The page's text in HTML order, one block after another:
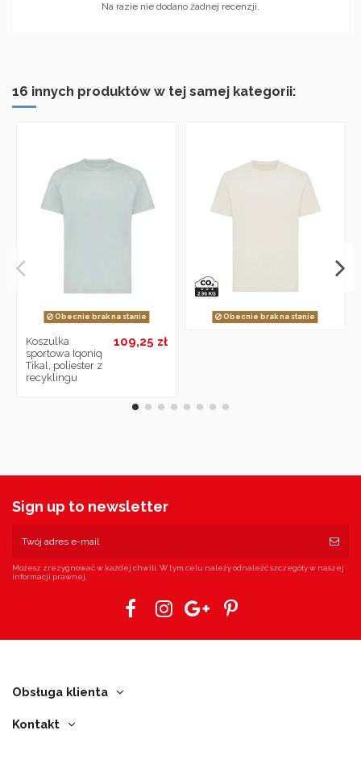
Na razie nie dodano żadnej recenzji.
16 innych produktów w tej samej kategorii:
Obecnie brak na stanie
Koszulka
sportowa Iqoniq
Tikal, poliester z
recyklingu
109,25 zł
Obecnie brak na stanie
Sign up to newsletter
Możesz zrezygnować w każdej chwili. W tym celu należy odnaleźć szczegóły w naszej
informacji prawnej.
Obsługa klienta
Kontakt